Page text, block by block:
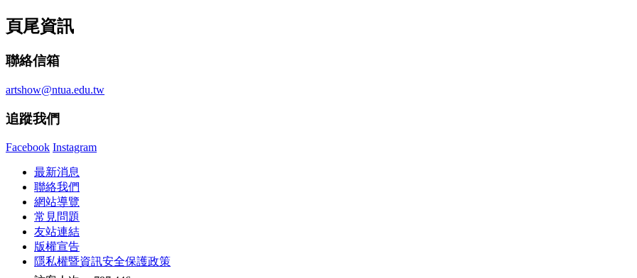
頁尾資訊
聯絡信箱
artshow@ntua.edu.tw
追蹤我們
Facebook Instagram
最新消息
聯絡我們
網站導覽
常見問題
友站連結
版權宣告
隱私權暨資訊安全保護政策